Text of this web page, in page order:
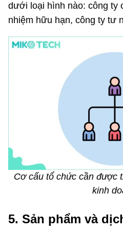
dưới loại hình nào: công ty
nhiệm hữu hạn, công ty tư
Cơ cấu tổ chức cần được
kinh
5. Sản phẩm và